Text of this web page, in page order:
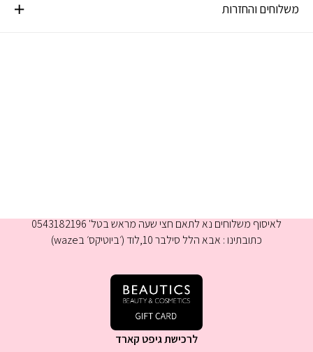
משלוחים והחזרות
לאיסוף משלוחים נא לתאם חצי שעה מראש בטל' 0543182196
כתובתינו : אבא הלל סילבר 10,לוד (׳ביוטיקס׳ בwaze)
לרכישת גיפט קארד